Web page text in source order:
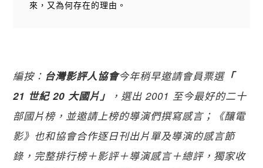
來，又為何存在的理由。
編按： 台灣影評人協會今年稍早邀請會員票選「
21 世紀 20 大國片」
，選出 2001 至今最好的二十
部國片榜，並邀請上榜的導演們撰寫感言；《釀電
影》也和協會合作逐日刊出片單及導演的感言節
錄，完整排行榜＋影評＋導演感言＋總評，獨家收